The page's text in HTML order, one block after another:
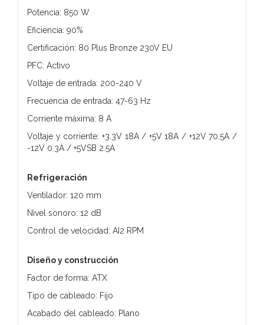
Potencia: 850 W
Eficiencia: 90%
Certificación: 80 Plus Bronze 230V EU
PFC: Activo
Voltaje de entrada: 200-240 V
Frecuencia de entrada: 47-63 Hz
Corriente máxima: 8 A
Voltaje y corriente: +3.3V 18A / +5V 18A / +12V 70.5A /
-12V 0.3A / +5VSB 2.5A
Refrigeración
Ventilador: 120 mm
Nivel sonoro: 12 dB
Control de velocidad: AI2 RPM
Diseño y construcción
Factor de forma: ATX
Tipo de cableado: Fijo
Acabado del cableado: Plano